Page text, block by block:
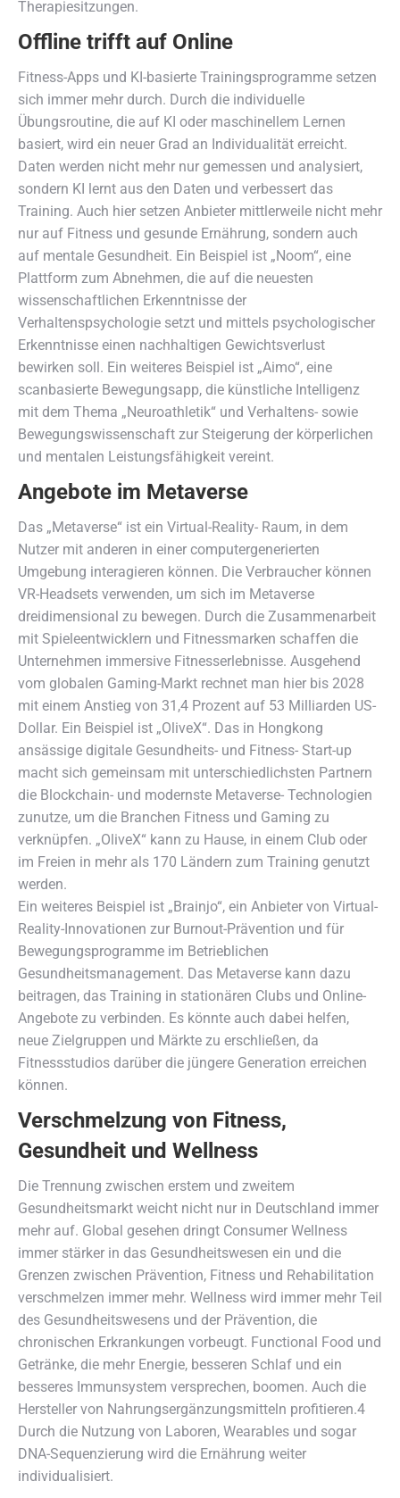
Therapiesitzungen.
Offline trifft auf Online
Fitness-Apps und KI-basierte Trainingsprogramme setzen
sich immer mehr durch. Durch die individuelle
Übungsroutine, die auf KI oder maschinellem Lernen
basiert, wird ein neuer Grad an Individualität erreicht.
Daten werden nicht mehr nur gemessen und analysiert,
sondern KI lernt aus den Daten und verbessert das
Training. Auch hier setzen Anbieter mittlerweile nicht mehr
nur auf Fitness und gesunde Ernährung, sondern auch
auf mentale Gesundheit. Ein Beispiel ist „Noom“, eine
Plattform zum Abnehmen, die auf die neuesten
wissenschaftlichen Erkenntnisse der
Verhaltenspsychologie setzt und mittels psychologischer
Erkenntnisse einen nachhaltigen Gewichtsverlust
bewirken soll. Ein weiteres Beispiel ist „Aimo“, eine
scanbasierte Bewegungsapp, die künstliche Intelligenz
mit dem Thema „Neuroathletik“ und Verhaltens- sowie
Bewegungswissenschaft zur Steigerung der körperlichen
und mentalen Leistungsfähigkeit vereint.
Angebote im Metaverse
Das „Metaverse“ ist ein Virtual-Reality- Raum, in dem
Nutzer mit anderen in einer computergenerierten
Umgebung interagieren können. Die Verbraucher können
VR-Headsets verwenden, um sich im Metaverse
dreidimensional zu bewegen. Durch die Zusammenarbeit
mit Spieleentwicklern und Fitnessmarken schaffen die
Unternehmen immersive Fitnesserlebnisse. Ausgehend
vom globalen Gaming-Markt rechnet man hier bis 2028
mit einem Anstieg von 31,4 Prozent auf 53 Milliarden US-
Dollar. Ein Beispiel ist „OliveX“. Das in Hongkong
ansässige digitale Gesundheits- und Fitness- Start-up
macht sich gemeinsam mit unterschiedlichsten Partnern
die Blockchain- und modernste Metaverse- Technologien
zunutze, um die Branchen Fitness und Gaming zu
verknüpfen. „OliveX“ kann zu Hause, in einem Club oder
im Freien in mehr als 170 Ländern zum Training genutzt
werden.
Ein weiteres Beispiel ist „Brainjo“, ein Anbieter von Virtual-
Reality-Innovationen zur Burnout-Prävention und für
Bewegungsprogramme im Betrieblichen
Gesundheitsmanagement. Das Metaverse kann dazu
beitragen, das Training in stationären Clubs und Online-
Angebote zu verbinden. Es könnte auch dabei helfen,
neue Zielgruppen und Märkte zu erschließen, da
Fitnessstudios darüber die jüngere Generation erreichen
können.
Verschmelzung von Fitness,
Gesundheit und Wellness
Die Trennung zwischen erstem und zweitem
Gesundheitsmarkt weicht nicht nur in Deutschland immer
mehr auf. Global gesehen dringt Consumer Wellness
immer stärker in das Gesundheitswesen ein und die
Grenzen zwischen Prävention, Fitness und Rehabilitation
verschmelzen immer mehr. Wellness wird immer mehr Teil
des Gesundheitswesens und der Prävention, die
chronischen Erkrankungen vorbeugt. Functional Food und
Getränke, die mehr Energie, besseren Schlaf und ein
besseres Immunsystem versprechen, boomen. Auch die
Hersteller von Nahrungsergänzungsmitteln profitieren.4
Durch die Nutzung von Laboren, Wearables und sogar
DNA-Sequenzierung wird die Ernährung weiter
individualisiert.